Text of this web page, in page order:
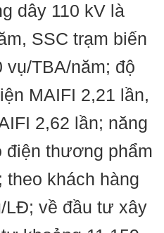
dây 110 kV là
SSC trạm biến
vụ/TBA/năm; độ
MAIFI 2,21 lần,
2,62 lần; năng
điện thương phẩm
khách hàng
LĐ; về đầu tư xây